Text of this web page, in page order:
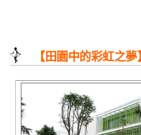
【田園中的彩虹之夢】